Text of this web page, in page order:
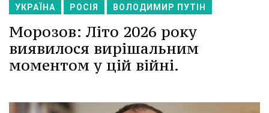
УКРАЇНА РОСІЯ ВОЛОДИМИР ПУТІН
Морозов: Літо 2026 року
виявилося вирішальним
моментом у цій війні.